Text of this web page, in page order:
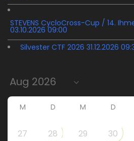
STEVENS CycloCross-Cup / 14.
03.10.2026 09:00
Silvester CTF 2026 31.12.2026
M D M D
27 28 29 30